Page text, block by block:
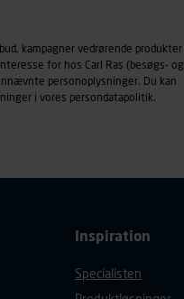
af
kampagner vedrørende produkter
for hos Carl Ras (besøgs- og
personoplysninger. Du kan
i vores persondatapolitik.
Inspiration
Specialisten